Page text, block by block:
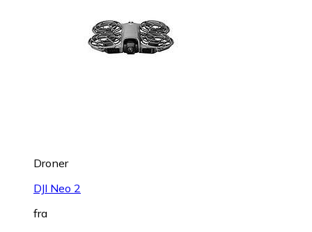
Droner
DJI Neo 2
fra